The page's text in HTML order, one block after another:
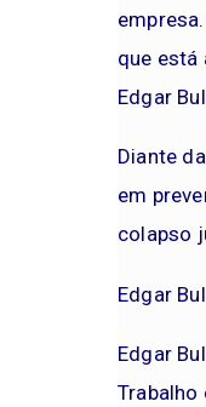
que está
Edgar
Diante
em
colapso
Edgar
Edgar
Trabalho